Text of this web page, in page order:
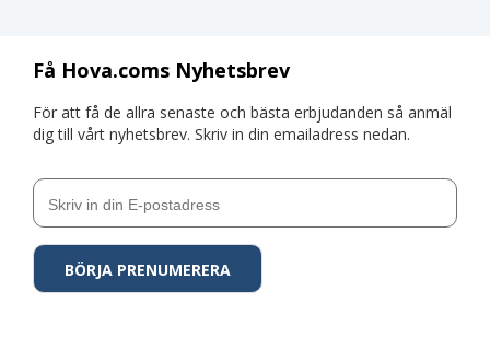
Få Hova.coms Nyhetsbrev
För att få de allra senaste och bästa erbjudanden så anmäl
dig till vårt nyhetsbrev. Skriv in din emailadress nedan.